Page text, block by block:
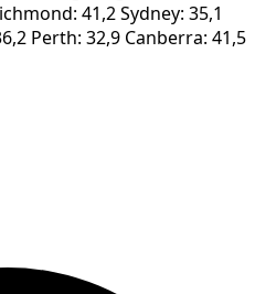
41,2 Sydney: 35,1
Perth: 32,9 Canberra: 41,5